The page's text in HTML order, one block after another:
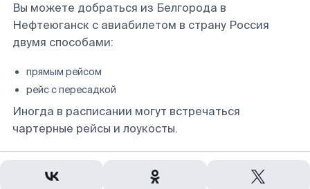
Вы можете добраться из Белгорода в
Нефтеюганск с авиабилетом в страну Россия
двумя способами:
прямым рейсом
рейс с пересадкой
Иногда в расписании могут встречаться
чартерные рейсы и лоукосты.